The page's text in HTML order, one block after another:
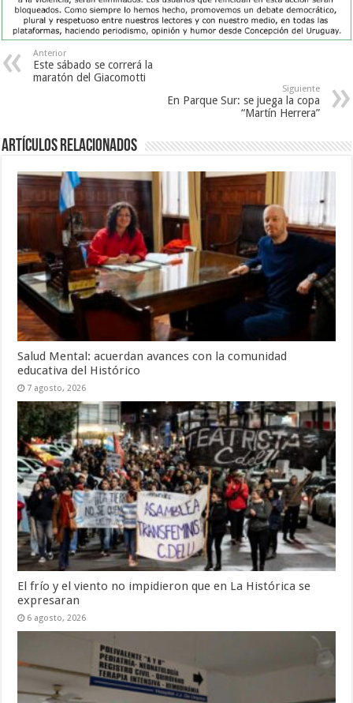
Anterior
Este sábado se correrá la
maratón del Giacomotti
Siguiente
En Parque Sur: se juega la copa
“Martín Herrera”
Artículos Relacionados
Salud Mental: acuerdan avances con la comunidad
educativa del Histórico
7 agosto, 2026
El frío y el viento no impidieron que en La Histórica se
expresaran
6 agosto, 2026